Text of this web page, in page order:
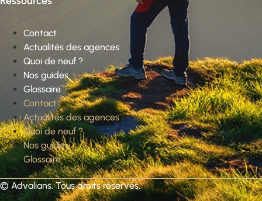
Contact
Actualités des agences
Quoi de neuf ?
Nos guides
Glossaire
Contact
Actualités des agences
Quoi de neuf ?
Nos guides
Glossaire
© Advalians. Tous droits réservés.